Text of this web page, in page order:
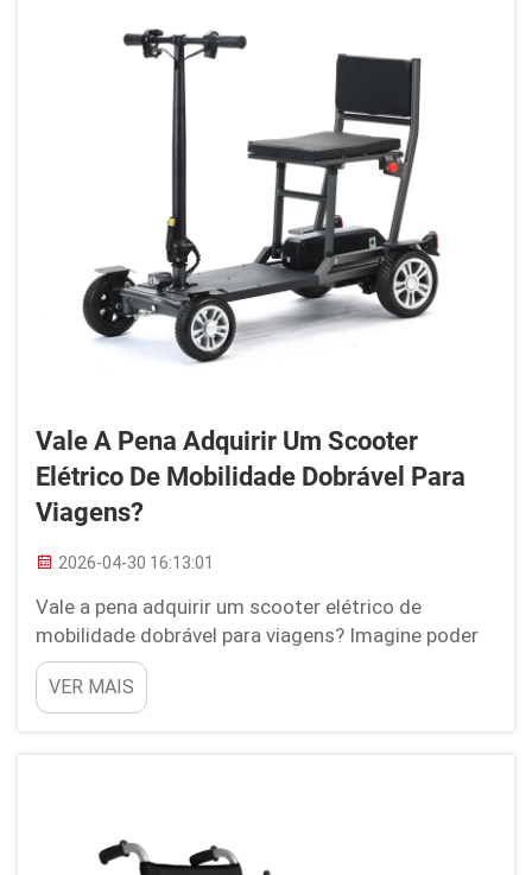
Vale A Pena Adquirir Um Scooter
Elétrico De Mobilidade Dobrável Para
Viagens?
2026-04-30 16:13:01
Vale a pena adquirir um scooter elétrico de
mobilidade dobrável para viagens? Imagine poder
deslocar-se rapidamente por uma nova cidade ou
por um aeroporto movimentado sem se sentir
cansado ou apressado. Esse é o sonho que um
VER MAIS